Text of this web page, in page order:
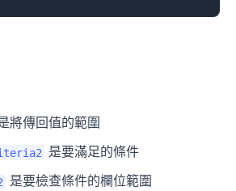
將傳回值的範圍
是要滿足的條件
是要檢查條件的欄位範圍